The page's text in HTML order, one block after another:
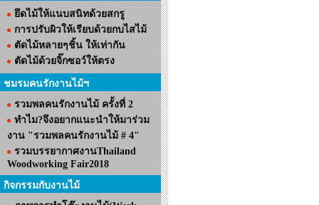
ยึดไม้ให้แนบสนิทด้วยสกรู
การปรับผิวให้เรียบด้วยกบไสไม้
ตัดไม้หลายๆชิ้น ให้เท่ากัน
ตัดไม้ด้วยจิ๊กซอว์ให้ตรง
ชมรมคนรักงานไม้ฯ
รวมพลคนรักงานไม้ ครั้งที่ 2
ทำไม?จึงอยากแนะนำให้มาร่วม
งาน "รวมพลคนรักงานไม้ # 4"
รวมบรรยากาศงานThailand
Woodworking Fair2018
กิจกรรมกับงานไม้